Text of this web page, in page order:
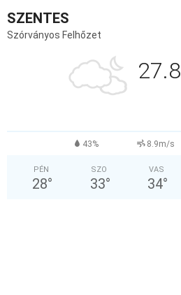
SZENTES
Szórványos Felhőzet
27.8
43% 8.9m/s
PÉN
28°
SZO
33°
VAS
34°